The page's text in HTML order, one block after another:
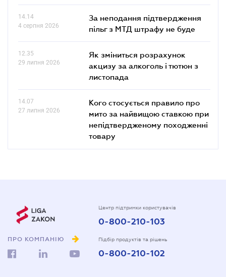
14.14
4 серпня 2026
За неподання підтвердження
пільг з МТД штрафу не буде
12.35
29 липня 2026
Як зміниться розрахунок
акцизу за алкоголь і тютюн з
листопада
14.07
27 липня 2026
Кого стосується правило про
мито за найвищою ставкою при
непідтвердженому походженні
товару
ПРО КОМПАНІЮ
Центр підтримки користувачів
0-800-210-103
Підбір продуктів та рішень
0-800-210-102